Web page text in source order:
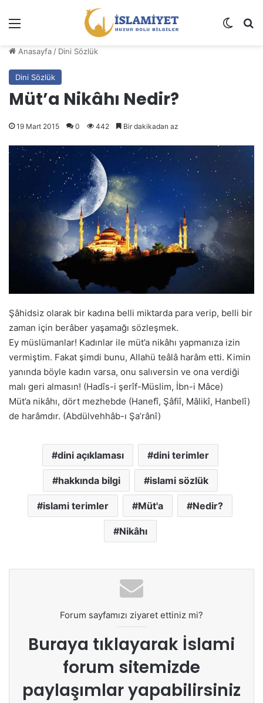
Dış
Anasayfa / Dini Sözlük
Dini Sözlük
Müt’a Nikâhı Nedir?
19 Mart 2015 0 442 Bir dakikadan az
Şâhidsiz olarak bir kadına belli miktarda para verip, belli bir
zaman için berâber yaşamağı sözleşmek.
Ey müslümanlar! Kadınlar ile müt’a nikâhı yapmanıza izin
vermiştim. Fakat şimdi bunu, Allahü teâlâ harâm etti. Kimin
yanında böyle kadın varsa, onu salıversin ve ona verdiği
malı geri almasın! (Hadîs-i şerîf-Müslim, İbn-i Mâce)
Müt’a nikâhı, dört mezhebde (Hanefî, Şâfiî, Mâlikî, Hanbelî)
de harâmdır. (Abdülvehhâb-ı Şa’rânî)
dini açıklaması dini terimler
hakkında bilgi islami sözlük
islami terimler Müt'a Nedir?
Nikâhı
Forum sayfamızı ziyaret ettiniz mi?
Buraya tıklayarak İslami
forum sitemizde
paylaşımlar yapabilirsiniz